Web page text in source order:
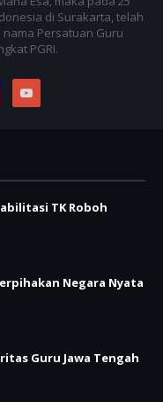
di Surakarta, telah
Persatuan Guru
PGRI.
TK Roboh
Negara Nyata
Guru Jawa Tengah